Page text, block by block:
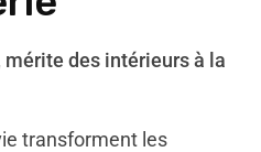
des intérieurs à la
transforment les